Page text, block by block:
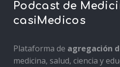
Podcast de
casiMedicos
Plataforma de agregación
medicina, salud, ciencia y